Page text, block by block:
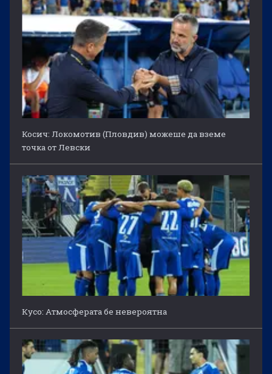
Косич: Локомотив (Пловдив) можеше да вземе
точка от Левски
Кусо: Атмосферата бе невероятна